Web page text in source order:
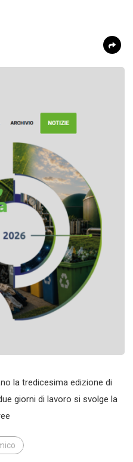
la tredicesima edizione di
giorni di lavoro si svolge la